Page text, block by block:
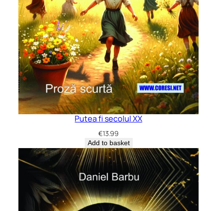
Putea fi secolul XX
€13.99
Add to basket